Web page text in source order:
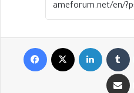
Facebook LinkedIn